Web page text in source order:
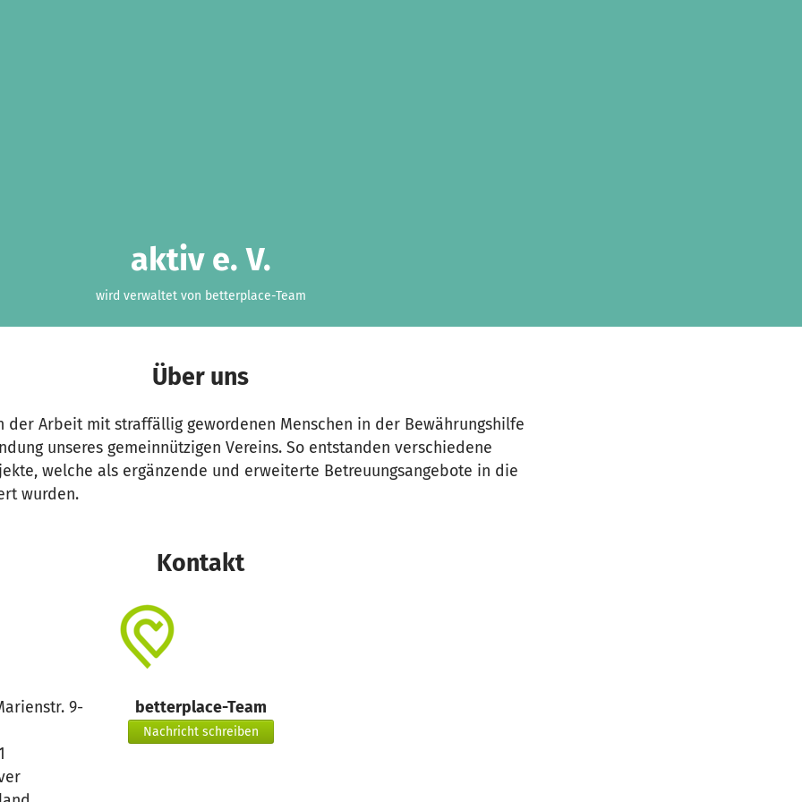
aktiv e. V.
wird verwaltet von betterplace-Team
Über uns
der Arbeit mit straffällig gewordenen Menschen in der Bewährungshilfe
unseres gemeinnützigen Vereins. So entstanden verschiedene
welche als ergänzende und erweiterte Betreuungsangebote in die
wurden.
Kontakt
9-
betterplace-Team
Nachricht schreiben